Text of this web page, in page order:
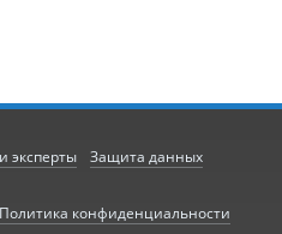
эксперты Защита данных
Политика конфиденциальности